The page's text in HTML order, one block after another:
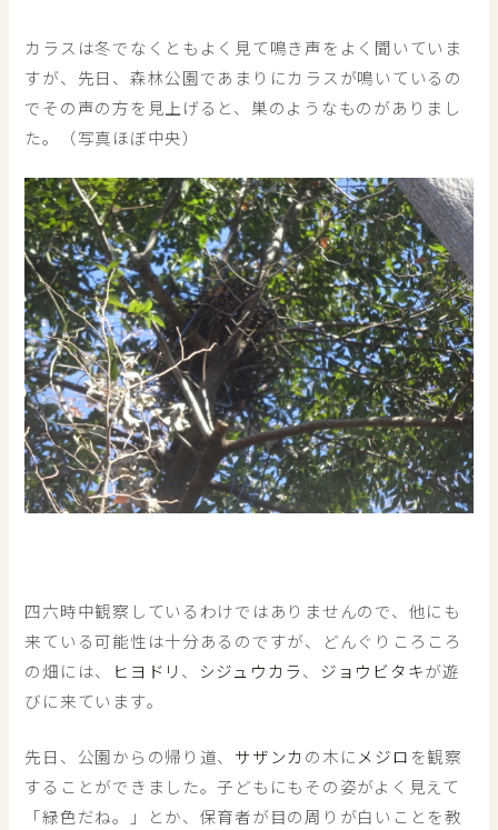
カラスは冬でなくともよく見て鳴き声をよく聞いていま
すが、先日、森林公園であまりにカラスが鳴いているの
でその声の方を見上げると、巣のようなものがありまし
た。（写真ほぼ中央）
四六時中観察しているわけではありませんので、他にも
来ている可能性は十分あるのですが、どんぐりころころ
の畑には、
ヒヨドリ 、 シジュウカラ、 ジョウビタキが遊
びに来ています。
先日、公園からの帰り道、 サザンカ の木にメジロ を観察
することができました。子どもにもその姿がよく見えて
「緑色だね。」とか、保育者が目の周りが白いことを教